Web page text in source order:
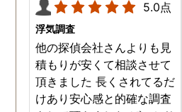
5.0点
浮気調査
他の探偵会社さんよりも見
積もりが安くて相談させて
頂きました 長くされてるだ
けあり安心感と的確な調査